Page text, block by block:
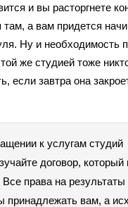
и вы расторгнете
там, а вам придется
Ну и необходимость
же студией тоже
если завтра она
к услугам студий
договор, который
права на результаты
принадлежать вам, а